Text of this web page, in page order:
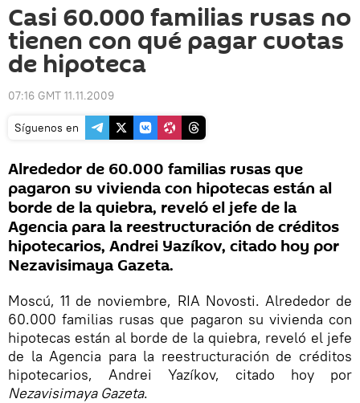
Casi 60.000 familias rusas no
tienen con qué pagar cuotas
de hipoteca
07:16 GMT 11.11.2009
Síguenos en
Alrededor de 60.000 familias rusas que
pagaron su vivienda con hipotecas están al
borde de la quiebra, reveló el jefe de la
Agencia para la reestructuración de créditos
hipotecarios, Andrei Yazíkov, citado hoy por
Nezavisimaya Gazeta.
Moscú, 11 de noviembre, RIA Novosti. Alrededor de
60.000 familias rusas que pagaron su vivienda con
hipotecas están al borde de la quiebra, reveló el jefe
de la Agencia para la reestructuración de créditos
hipotecarios, Andrei Yazíkov, citado hoy por
Nezavisimaya Gazeta.